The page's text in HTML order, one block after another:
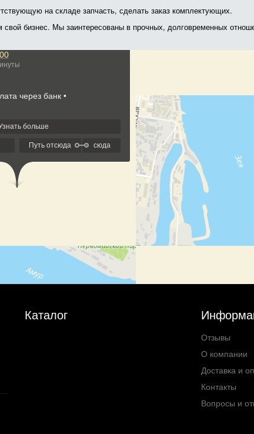
на складе запчасть, сделать заказ комплектующих.
бизнес. Мы заинтересованы в прочных, долговременных
Каталог
Отзывы
О компании
Доставка и
Контакты
Вопросы и